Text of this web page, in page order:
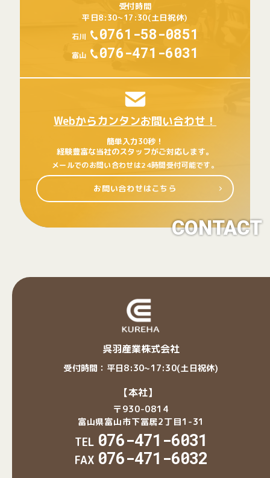
CONTACT
受付時間
平日8:30~17:30(土日祝休)
石川 0761-58-0851
富山 076-471-6031
Webからカンタンお問い合わせ！
簡単入力30秒！
経験豊富な当社のスタッフがご対応します。
メールでのお問い合わせは24時間受付可能です。
お問い合わせはこちら
呉羽産業株式会社
受付時間：平日8:30~17:30(土日祝休)
【本社】
〒930-0814
富山県富山市下冨居2丁目1-31
TEL 076-471-6031
FAX 076-471-6032